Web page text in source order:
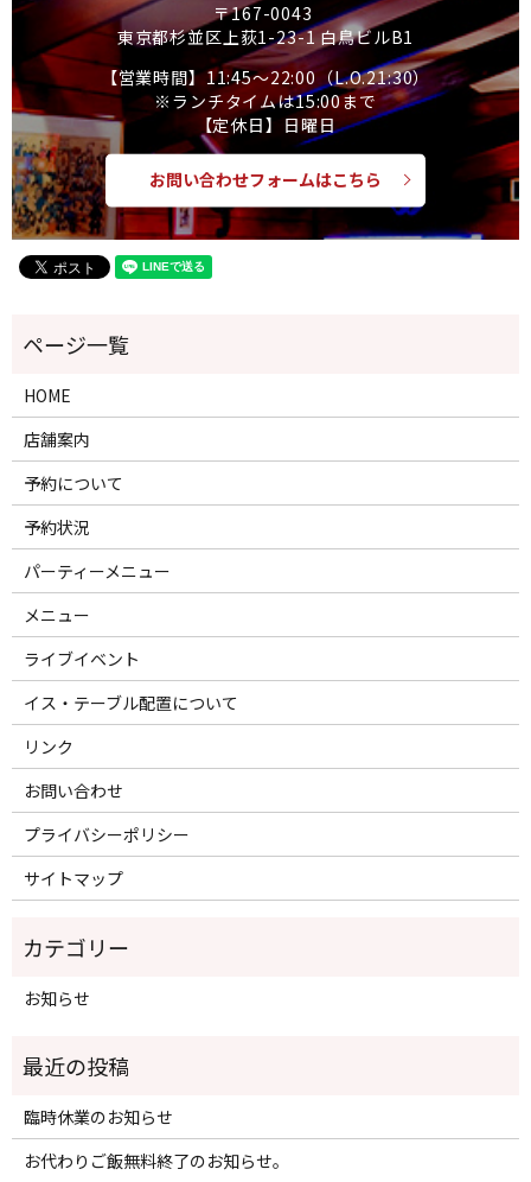
〒167-0043
東京都杉並区上荻1-23-1 白鳥ビルB1
【営業時間】11:45～22:00（L.O.21:30）
※ランチタイムは15:00まで
【定休日】日曜日
お問い合わせフォームはこちら
HOME
店舗案内
予約について
予約状況
パーティーメニュー
メニュー
ライブイベント
イス・テーブル配置について
リンク
お問い合わせ
プライバシーポリシー
サイトマップ
お知らせ
臨時休業のお知らせ
お代わりご飯無料終了のお知らせ。